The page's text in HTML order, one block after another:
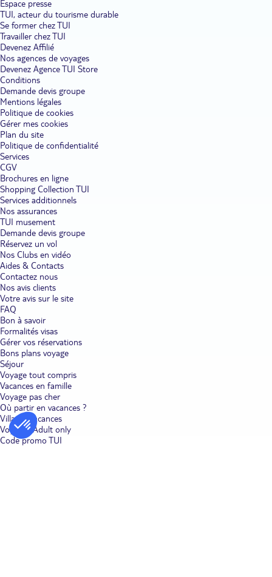
Espace presse
TUI, acteur du tourisme durable
Se former chez TUI
Travailler chez TUI
Devenez Affilié
Nos agences de voyages
Devenez Agence TUI Store
Conditions
Demande devis groupe
Mentions légales
Politique de cookies
Gérer mes cookies
Plan du site
Politique de confidentialité
Services
CGV
Brochures en ligne
Shopping Collection TUI
Services additionnels
Nos assurances
TUI musement
Demande devis groupe
Réservez un vol
Nos Clubs en vidéo
Aides & Contacts
Contactez nous
Nos avis clients
Votre avis sur le site
FAQ
Bon à savoir
Formalités visas
Gérer vos réservations
Bons plans voyage
Séjour
Voyage tout compris
Vacances en famille
Voyage pas cher
Où partir en vacances ?
Villages vacances
Voyages Adult only
Code promo TUI